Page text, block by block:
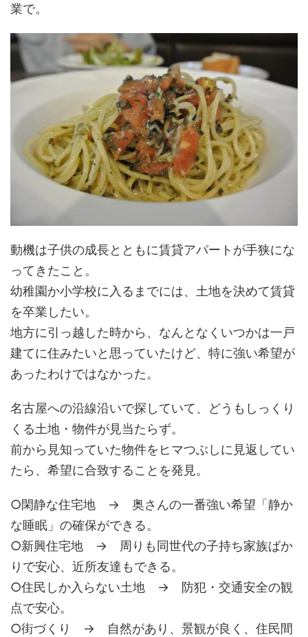
業で。
動機は子供の成長とともに賃貸アパートが手狭にな
ってきたこと。
幼稚園か小学校に入るまでには、土地を決めて賃貸
を卒業したい。
地方に引っ越した時から、なんとなくいつかは一戸
建てに住みたいと思っていたけど、特に強い希望が
あったわけではなかった。
名古屋への沿線沿いで探していて、どうもしっくり
くる土地・物件が見当たらず。
前から見知っていた物件をヒマつぶしに見返してい
たら、希望に合致することを発見。
○閑静な住宅地 → 奥さんの一番強い希望「静か
な睡眠」の確保ができる。
○新興住宅地 → 周りも同世代の子持ち家族ばか
りで安心、近所友達もできる。
○住民しか入らない土地 → 防犯・交通安全の観
点で安心。
○街づくり → 自然があり、景観が良く、住民間